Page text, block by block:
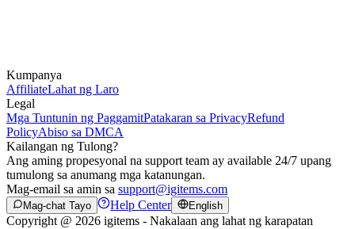
Kumpanya
AffiliateLahat ng Laro
Legal
Mga Tuntunin ng PaggamitPatakaran sa PrivacyRefund
PolicyAbiso sa DMCA
Kailangan ng Tulong?
Ang aming propesyonal na support team ay available 24/7 upang
tumulong sa anumang mga katanungan.
Mag-email sa amin sa support@igitems.com
Mag-chat Tayo Help Center English
Copyright @ 2026 igitems - Nakalaan ang lahat ng karapatan